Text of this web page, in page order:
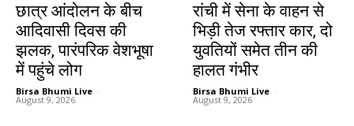
छात्र आंदोलन के बीच
आदिवासी दिवस की
झलक, पारंपरिक वेशभूषा
में पहुंचे लोग
Birsa Bhumi Live -
August 9, 2026
रांची में सेना के वाहन से
भिड़ी तेज रफ्तार कार, दो
युवतियों समेत तीन की
हालत गंभीर
Birsa Bhumi Live -
August 9, 2026